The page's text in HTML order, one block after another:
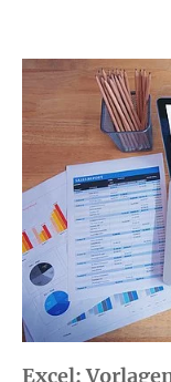
Excel: